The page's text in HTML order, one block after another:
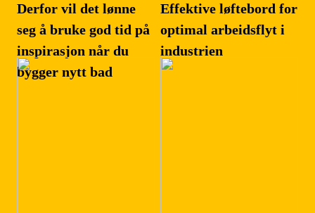
Derfor vil det lønne
seg å bruke god tid på
inspirasjon når du
bygger nytt bad
Effektive løftebord for
optimal arbeidsflyt i
industrien